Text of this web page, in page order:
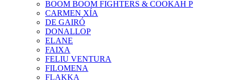
BOOM BOOM FIGHTERS & COOKAH P
CARMEN XÍA
DE GAIRÓ
DONALLOP
ELANE
FAIXA
FELIU VENTURA
FILOMENA
FLAKKA